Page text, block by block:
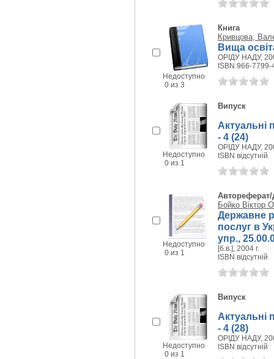
Недоступно
0 из 3
Книга
Кривцова,
Вища
ОРІДУ НАДУ,
ISBN 966-7799-
Недоступно
0 из 1
Випуск
Актуальні
- 4 (24)
ОРІДУ НАДУ,
ISBN відсутній
Недоступно
0 из 1
Автореферат/
Бойко Віктор
Державне
послуг в
упр.,
[б.в.], 2004 г.
ISBN відсутній
Недоступно
0 из 1
Випуск
Актуальні
- 4 (28)
ОРІДУ НАДУ,
ISBN відсутній